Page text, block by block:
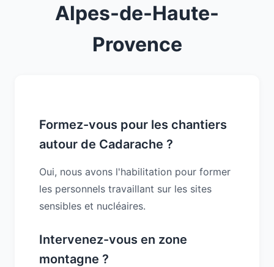
Alpes-de-Haute-
Provence
Formez-vous pour les chantiers
autour de Cadarache ?
Oui, nous avons l'habilitation pour former
les personnels travaillant sur les sites
sensibles et nucléaires.
Intervenez-vous en zone
montagne ?